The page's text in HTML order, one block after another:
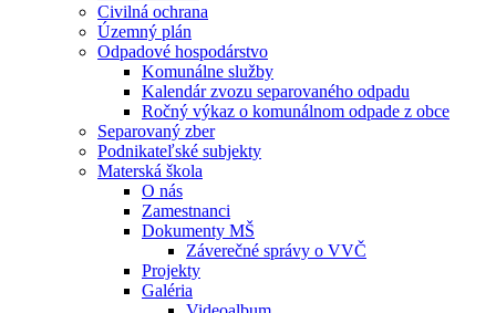
Civilná ochrana
Územný plán
Odpadové hospodárstvo
Komunálne služby
Kalendár zvozu separovaného odpadu
Ročný výkaz o komunálnom odpade z obce
Separovaný zber
Podnikateľské subjekty
Materská škola
O nás
Zamestnanci
Dokumenty MŠ
Záverečné správy o VVČ
Projekty
Galéria